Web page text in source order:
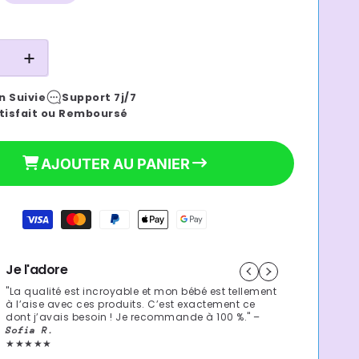
Augmenter
la
quantité
de
|
berry
Suivie
Support 7j/7
ou Remboursé
AJOUTER AU PANIER
Je l'adore
"La qualité est incroyable et mon bébé est tellement
à l’aise avec ces produits. C’est exactement ce
dont j’avais besoin ! Je recommande à 100 %." –
Sofia R.
★★★★★